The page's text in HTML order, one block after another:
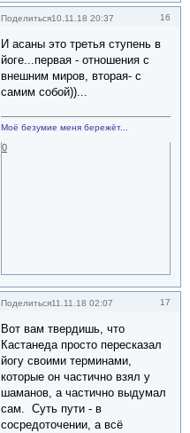
Поделиться 16
10.11.18 20:37
И асаны это третья ступень в
йоге...первая - отношения с
внешним миров, вторая- с
самим собой))...
Моё безумие меня бережёт...
0
Поделиться 17
11.11.18 02:07
Вот вам твердишь, что
Кастанеда просто пересказал
йогу своими терминами,
которые он частично взял у
шаманов, а частично выдумал
сам. Суть пути - в
сосредоточении, а всё